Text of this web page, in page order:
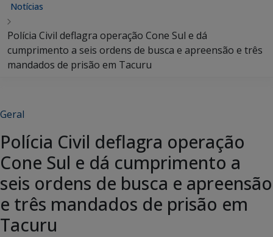
Notícias
Polícia Civil deflagra operação Cone Sul e dá
cumprimento a seis ordens de busca e apreensão e três
mandados de prisão em Tacuru
Geral
Polícia Civil deflagra operação
Cone Sul e dá cumprimento a
seis ordens de busca e apreensão
e três mandados de prisão em
Tacuru